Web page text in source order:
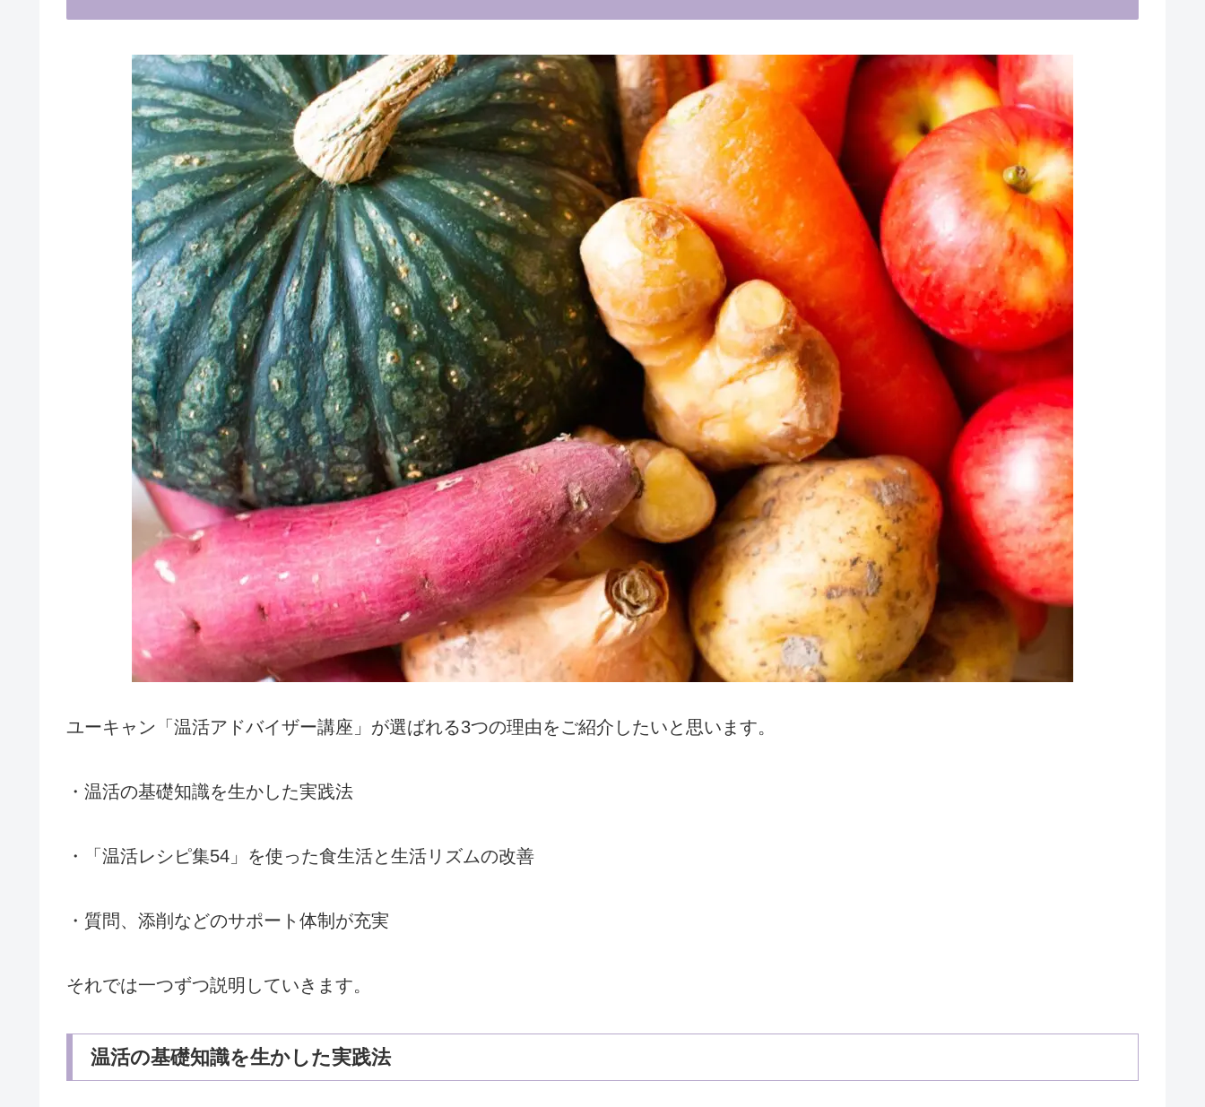
ユーキャン「温活アドバイザー講座」が選ばれる3つの理由をご紹介したいと思います。
・温活の基礎知識を生かした実践法
・「温活レシピ集54」を使った食生活と生活リズムの改善
・質問、添削などのサポート体制が充実
それでは一つずつ説明していきます。
温活の基礎知識を生かした実践法